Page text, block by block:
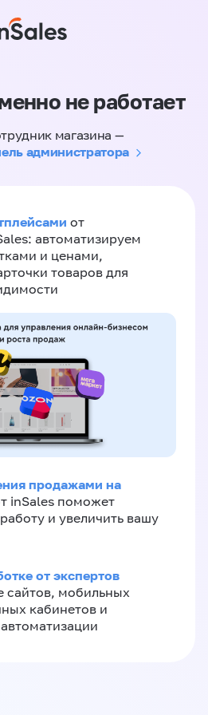
не работает
магазина —
администратора
от
автоматизируем
и ценами,
товаров для
продажами на
inSales поможет
и увеличить вашу
от экспертов
сайтов, мобильных
кабинетов и